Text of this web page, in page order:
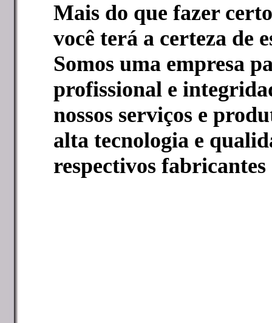
Mais do que fazer
você terá a certeza de
Somos uma empresa
profissional e
nossos serviços e
alta tecnologia e
respectivos